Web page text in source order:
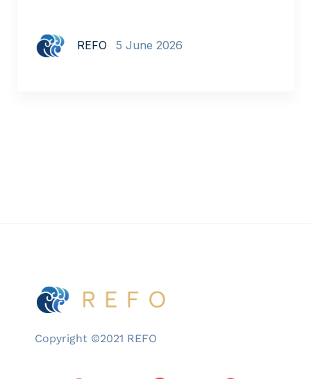
REFO 5 June 2026
Copyright ©2021 REFO